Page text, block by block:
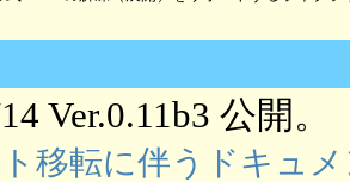
Ver.0.11b3 公開。
移転に伴うドキュ